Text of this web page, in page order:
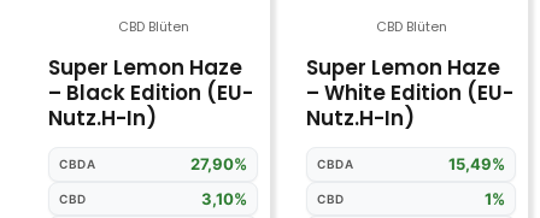
CBD Blüten
Super Lemon Haze
– Black Edition (EU-
Nutz.H-In)
CBDA 27,90%
CBD 3,10%
werden
CBD Blüten
Super Lemon Haze
– White Edition (EU-
Nutz.H-In)
CBDA 15,49%
CBD 1%